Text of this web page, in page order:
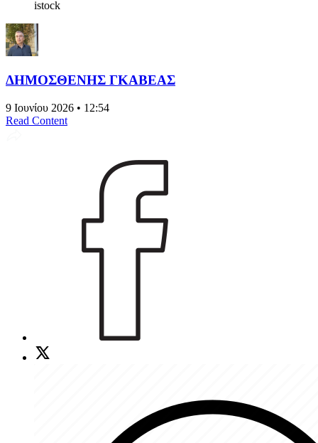
istock
ΔΗΜΟΣΘΕΝΗΣ ΓΚΑΒΕΑΣ
9 Ιουνίου 2026 • 12:54
Read Content